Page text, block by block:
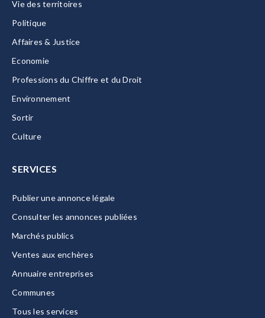
Vie des territoires
Politique
Affaires & Justice
Economie
Professions du Chiffre et du Droit
Environnement
Sortir
Culture
SERVICES
Publier une annonce légale
Consulter les annonces publiées
Marchés publics
Ventes aux enchères
Annuaire entreprises
Communes
Tous les services